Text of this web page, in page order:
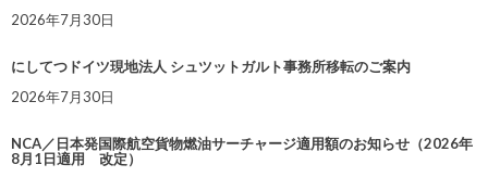
2026年7月30日
にしてつドイツ現地法人 シュツットガルト事務所移転のご案内
2026年7月30日
NCA／日本発国際航空貨物燃油サーチャージ適用額のお知らせ（2026年
8月1日適用 改定）